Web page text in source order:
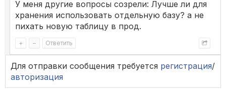
У меня другие вопросы созрели: Лучше ли для
хранения использовать отдельную базу? а не
пихать новую таблицу в прод.
+ – Ответить
Для отправки сообщения требуется регистрация/
авторизация